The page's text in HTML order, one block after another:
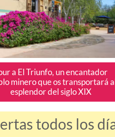
a El Triunfo, un encantador
minero que os transportará
esplendor del siglo XIX
todos los